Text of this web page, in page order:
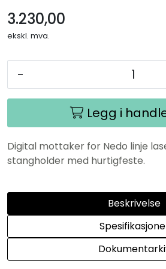
3.230,00
ekskl. mva.
-
Legg i
Digital mottaker for Nedo linje
stangholder med hurtigfeste.
Beskrivelse